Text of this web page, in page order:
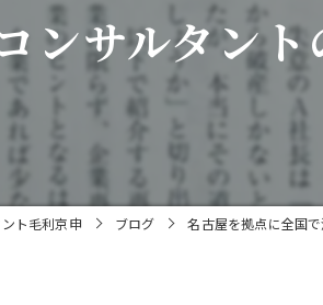
ンサルタン
ト毛利京申 ブログ 名古屋を拠点に全国